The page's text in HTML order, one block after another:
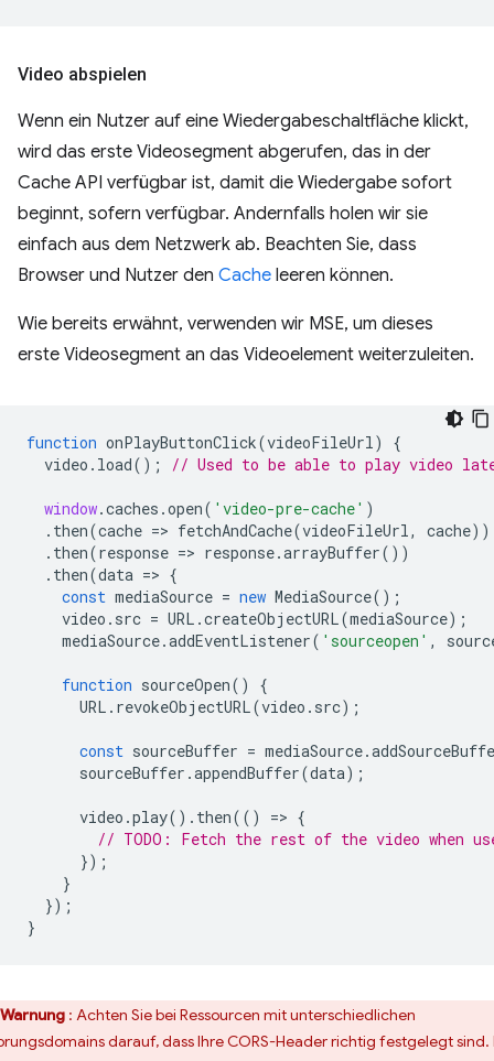
Video abspielen
Wenn ein Nutzer auf eine Wiedergabeschaltfläche klickt,
wird das erste Videosegment abgerufen, das in der
Cache API verfügbar ist, damit die Wiedergabe sofort
beginnt, sofern verfügbar. Andernfalls holen wir sie
einfach aus dem Netzwerk ab. Beachten Sie, dass
Browser und Nutzer den Cache leeren können.
Wie bereits erwähnt, verwenden wir MSE, um dieses
erste Videosegment an das Videoelement weiterzuleiten.
function onPlayButtonClick(videoFileUrl)
{
video . load(); // Used to be able to play video
window.caches .open( 'video-pre-cache' )
. then(cache => fetchAndCache(videoFileUrl, cache))
. then(response => response.arrayBuffer())
. then(data => {
const mediaSource = new MediaSource();
video . src = URL .createObjectURL(mediaSource);
mediaSource.addEventListener( 'sourceopen' ,
function sourceOpen()
{
URL . revokeObjectURL(video . src);
const sourceBuffer = mediaSource.
sourceBuffer .appendBuffer(data);
video .play(). then(() => {
// TODO: Fetch the rest of the video when
});
}
});
}
Warnung : Achten Sie bei Ressourcen mit unterschiedlichen
darauf, dass Ihre CORS-Header richtig festgelegt sind.